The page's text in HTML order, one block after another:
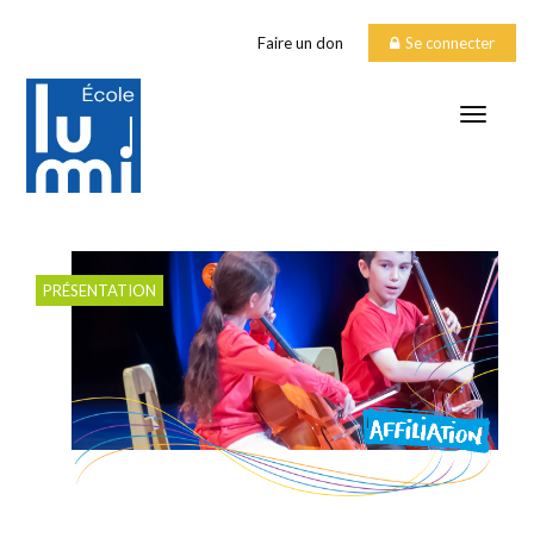
Faire un don Se connecter
Affiliation
PRÉSENTATION